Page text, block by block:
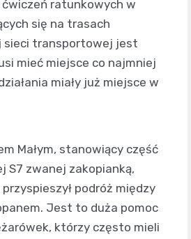
ratunkowych w
się na trasach
sieci transportowej jest
mieć miejsce co najmniej
miały już miejsce w
Małym, stanowiący część
S7 zwanej zakopianką,
przyspieszył podróż między
Jest to duża pomoc
którzy często mieli